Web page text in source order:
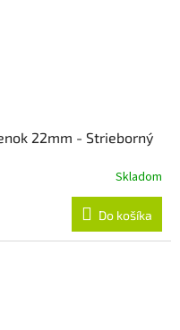
22mm - Strieborný
Skladom
Do košíka